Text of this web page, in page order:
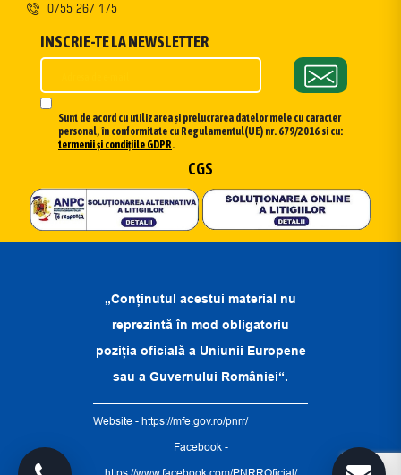
0755 267 175
INSCRIE-TE LA NEWSLETTER
Sunt de acord cu utilizarea și prelucrarea datelor mele cu caracter
personal, în conformitate cu Regulamentul(UE) nr. 679/2016 si cu:
termenii și condițiile GDPR.
CGS
„Conținutul acestui material nu
reprezintă în mod obligatoriu
poziția oficială a Uniunii Europene
sau a Guvernului României“.
Website - https://mfe.gov.ro/pnrr/
Facebook -